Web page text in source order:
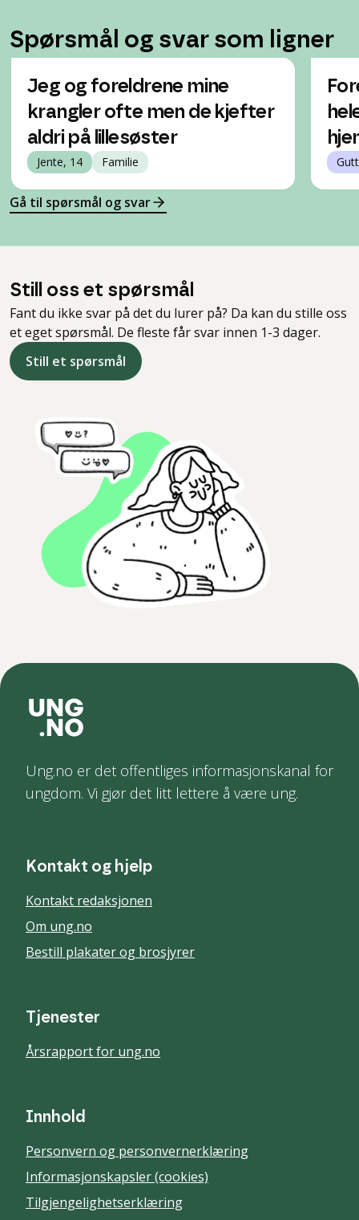
Spørsmål og svar som ligner
Jeg og foreldrene mine
krangler ofte men de kjefter
aldri på lillesøster
Jente, 14 Familie
Gå til spørsmål og svar
Still oss et spørsmål
Fant du ikke svar på det du lurer på? Da kan du stille oss
et eget spørsmål. De fleste får svar innen 1-3 dager.
Still et spørsmål
Ung.no er det offentliges informasjonskanal for
ungdom. Vi gjør det litt lettere å være ung.
Kontakt og hjelp
Kontakt redaksjonen
Om ung.no
Bestill plakater og brosjyrer
Tjenester
Årsrapport for ung.no
Innhold
Personvern og personvernerklæring
Informasjonskapsler (cookies)
Tilgjengelighetserklæring